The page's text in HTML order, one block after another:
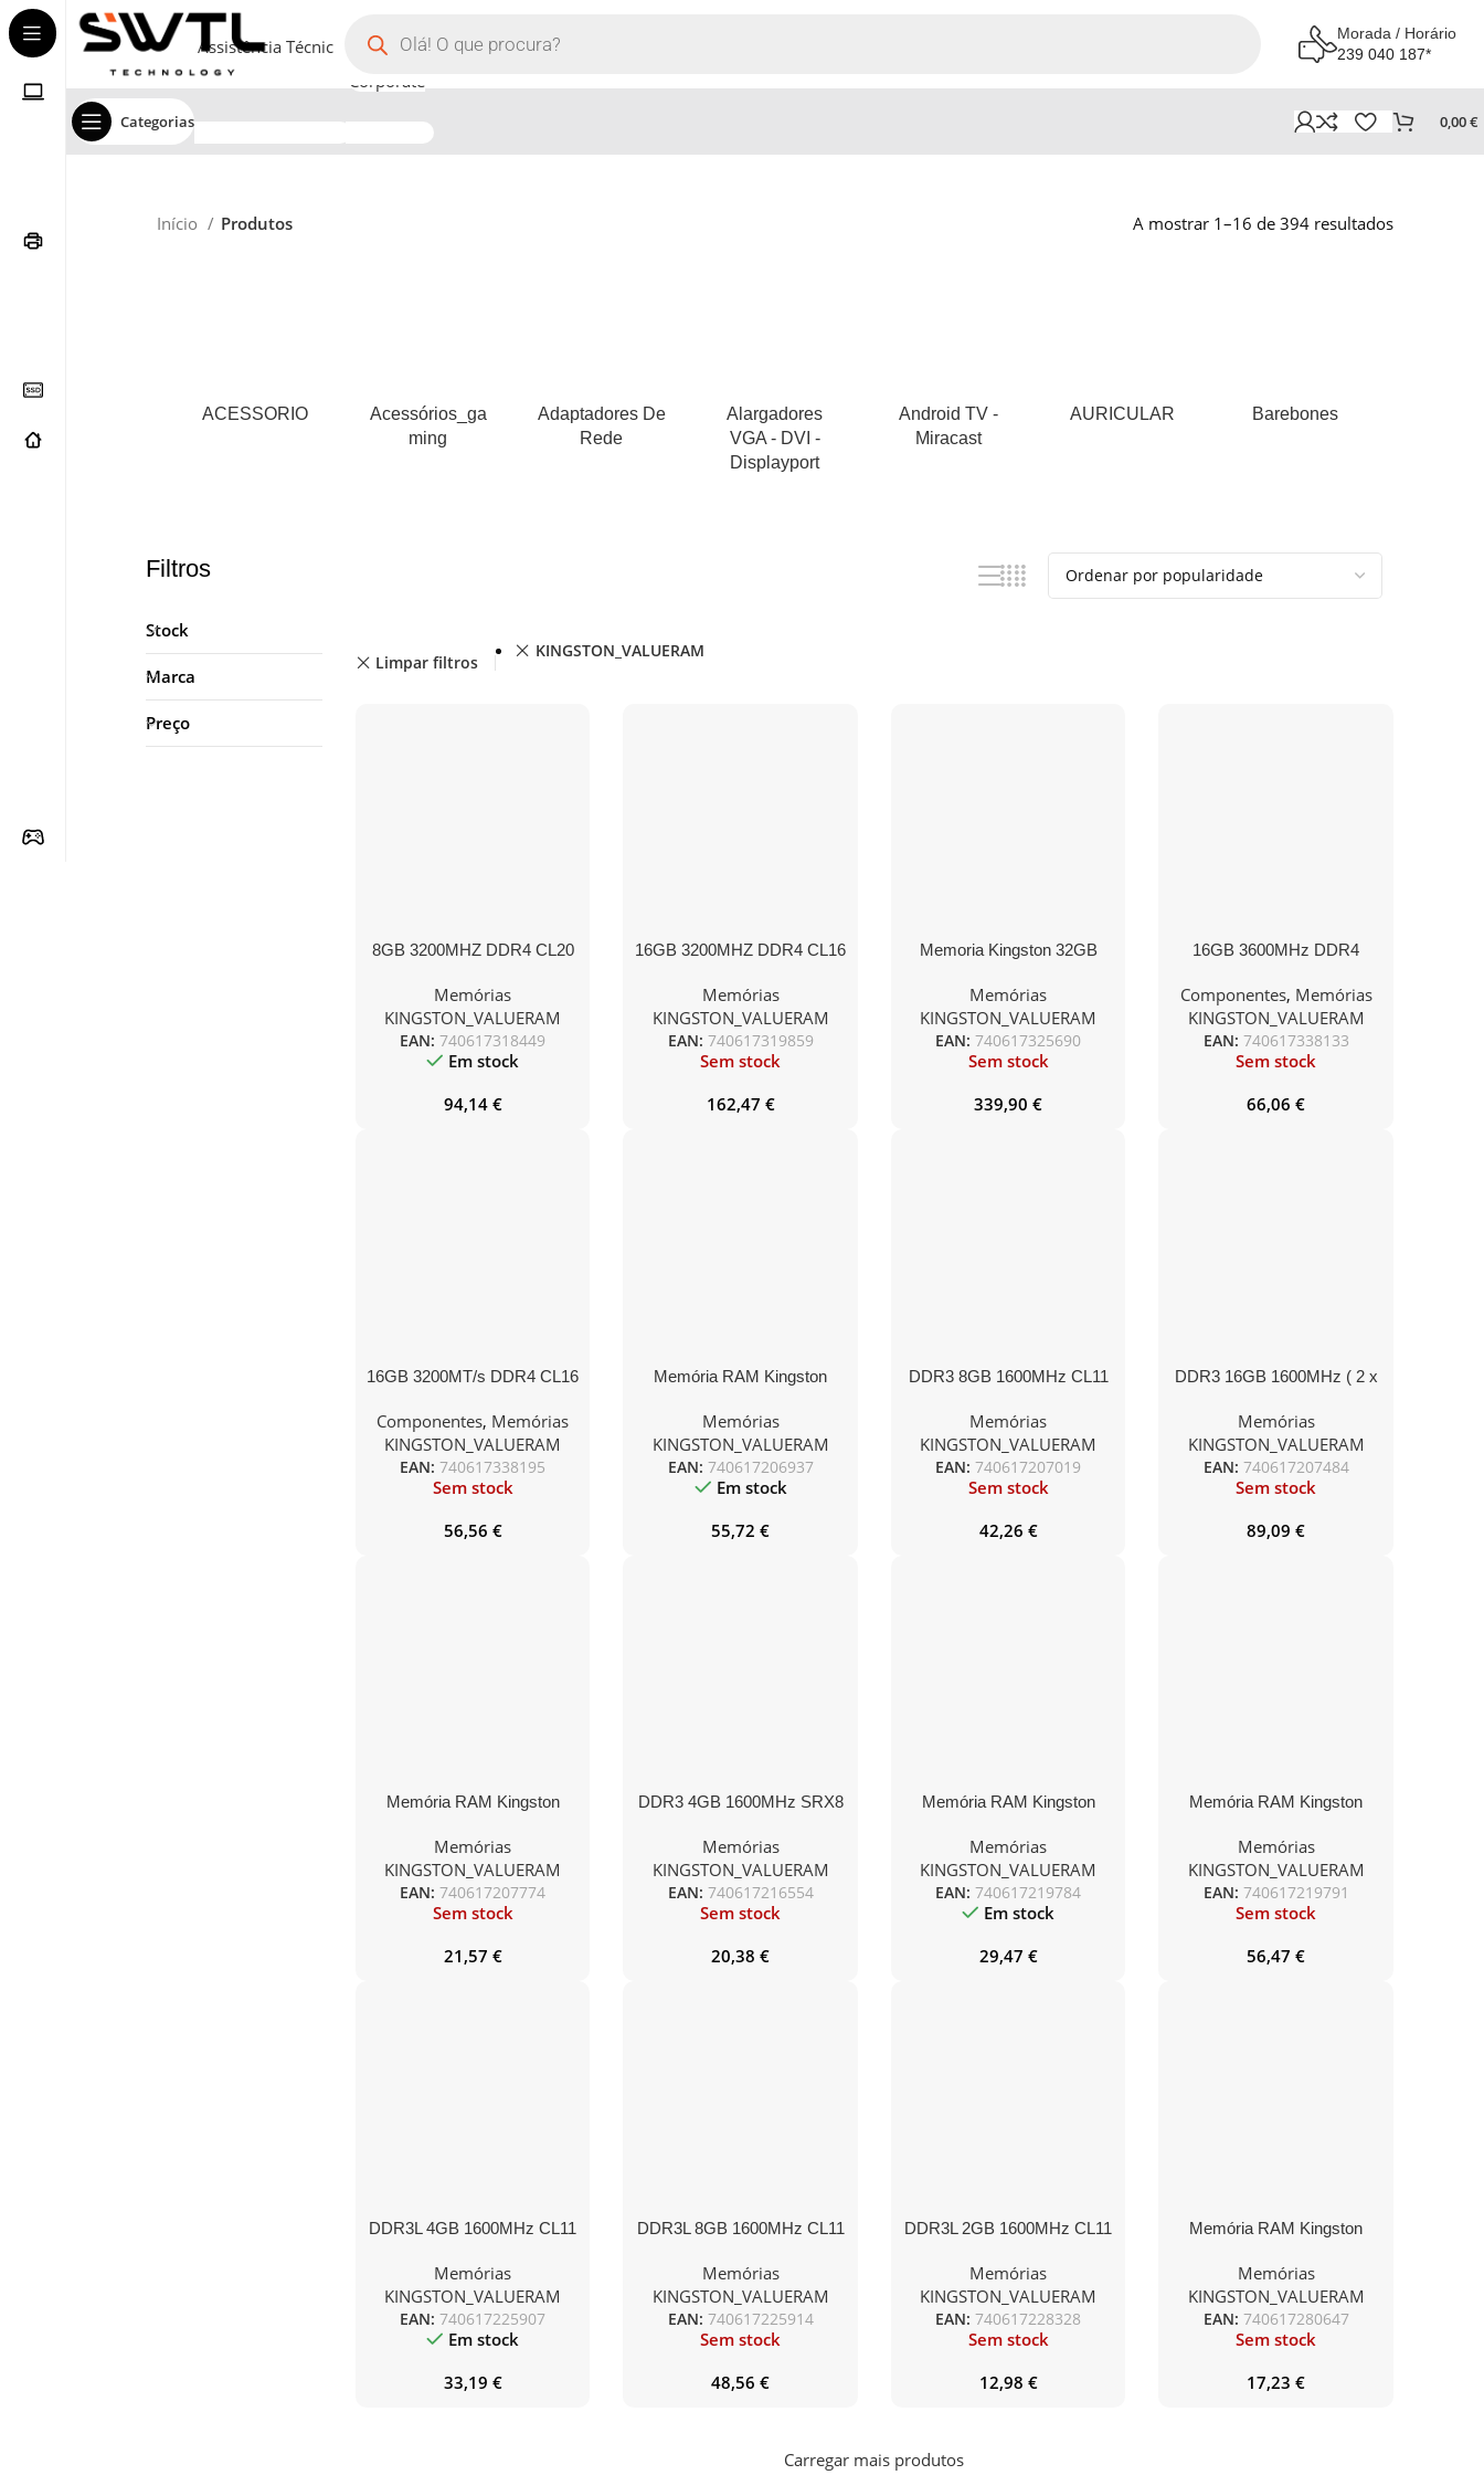
Morada / Horário
239 040 187*
Categorias
Assistência Técnica
Corporate
0,00€
Início Produtos A mostrar 1–16 de 394 resultados
ACESSORIO
Acessórios_ga
Ming
Adaptadores De
Rede
Alargadores
VGA - DVI -
Displayport
Android TV -
Miracast
AURICULAR Barebones
Filtros
Stock
Marca
Preço
Limpar filtros
KINGSTON_VALUERAM
8GB 3200MHZ DDR4 CL20
Memórias
KINGSTON_VALUERAM
EAN:740617318449
Em stock
94,14 €
16GB 3200MHZ DDR4 CL16
Memórias
KINGSTON_VALUERAM
EAN: 740617319859
Sem stock
162,47 €
Memoria Kingston 32GB
DIMM (2x16GB) FURY
Beast Black
Memórias
KINGSTON_VALUERAM
EAN:740617325690
Sem stock
339,90€
16GB 3600MHz DDR4
2) FURY Renegade RGB
Componentes, Memórias
KINGSTON_VALUERAM
EAN: 740617338133
Sem stock
66,06€
16GB 3200MT/s DDR4 CL16
Renegade RGB
Componentes, Memórias
KINGSTON_VALUERAM
EAN:740617338195
Sem stock
56,56 €
Memória RAM Kingston
1600MHz/ 1.5V/ CL11/
DIMM
Memórias
KINGSTON_VALUERAM
EAN: 740617206937
Em stock
55,72€
DDR3 8GB 1600MHz CL11
Memórias
KINGSTON_VALUERAM
EAN:740617207019
Sem stock
42,26 €
DDR3 16GB 1600MHz ( 2 x
Memórias
KINGSTON_VALUERAM
EAN: 740617207484
Sem stock
89,09€
Memória RAM Kingston
1600MHz/ 1.5V/ CL11/
DIMM
Memórias
KINGSTON_VALUERAM
EAN:740617207774
Sem stock
21,57 €
DDR3 4GB 1600MHz SRX8
Memórias
KINGSTON_VALUERAM
EAN: 740617216554
Sem stock
20,38€
Memória RAM Kingston
1600MHz/ 1.35V/ CL11/
SODIMM
Memórias
KINGSTON_VALUERAM
EAN:740617219784
Em stock
29,47 €
Memória RAM Kingston
1600MHz/ 1.35V/ CL11/
SODIMM
Memórias
KINGSTON_VALUERAM
EAN: 740617219791
Sem stock
56,47€
DDR3L 4GB 1600MHz CL11
Memórias
KINGSTON_VALUERAM
EAN:740617225907
Em stock
33,19 €
DDR3L 8GB 1600MHz CL11
Memórias
KINGSTON_VALUERAM
EAN: 740617225914
Sem stock
48,56€
DDR3L 2GB 1600MHz CL11
Memórias
KINGSTON_VALUERAM
EAN:740617228328
Sem stock
12,98 €
Memória RAM Kingston
2666MHz/ 1.2V/ CL19/
SODIMM
Memórias
KINGSTON_VALUERAM
EAN: 740617280647
Sem stock
17,23€
Carregar mais produtos